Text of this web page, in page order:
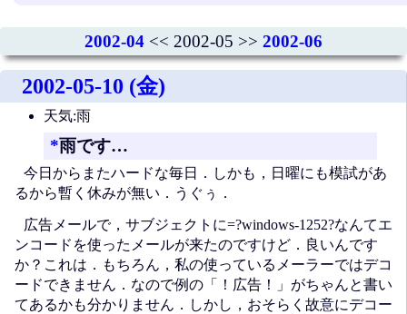
2002-04 << 2002-05 >> 2002-06
2002-05-10 (金)
天気:雨
*雨です…
今日からまたハードな毎日．しかも，日曜にも模試があ
るから暫く休みが無い．うぐぅ．
広告メールで，サブジェクトに=?windows-1252?なんてエ
ンコードを使ったメールが来たのですけど．良いんです
か？これは．もちろん，私の使っているメーラーではデコ
ードできません．なので例の「！広告！」がちゃんと書い
てあるかも分かりません．しかし，おそらく故意にデコー